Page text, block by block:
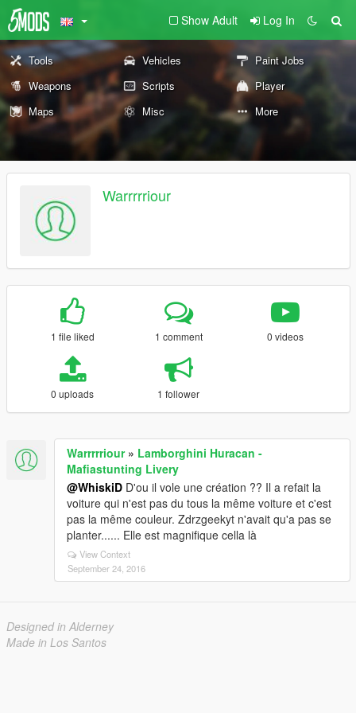
Show Adult Log In
Tools Vehicles
Paint Jobs
Weapons
Scripts
Player
Maps
Misc More
Warrrrriour
1 file liked 1 comment 0 videos
0 uploads 1 follower
Warrrrriour» Lamborghini Huracan -
Mafiastunting Livery
@WhiskiD D'ou il vole une création ?? Il a refait la
voiture qui n'est pas du tous la même voiture et c'est
pas la même couleur. Zdrzgeekyt n'avait qu'a pas se
planter...... Elle est magnifique cella là
View Context
September 24, 2016
Designed in Alderney
Made in Los Santos